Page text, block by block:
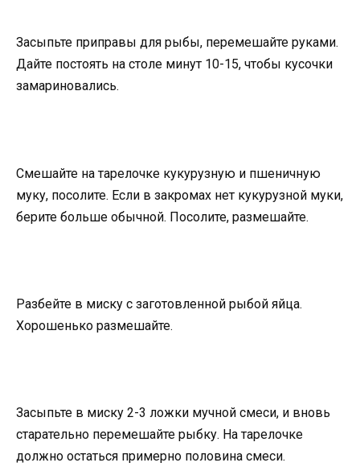
Засыпьте приправы для рыбы, перемешайте руками.
Дайте постоять на столе минут 10-15, чтобы кусочки
замариновались.
Смешайте на тарелочке кукурузную и пшеничную
муку, посолите. Если в закромах нет кукурузной муки,
берите больше обычной. Посолите, размешайте.
Разбейте в миску с заготовленной рыбой яйца.
Хорошенько размешайте.
Засыпьте в миску 2-3 ложки мучной смеси, и вновь
старательно перемешайте рыбку. На тарелочке
должно остаться примерно половина смеси.